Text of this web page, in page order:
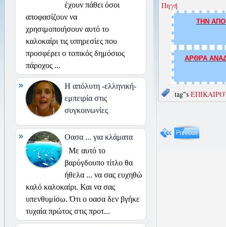
Πηγή
ΤΗΝ
ΑΡΘΡΑ
tag"s
έχουν πάθει όσοι
αποφασίζουν να
χρησιμοποιήσουν αυτό το
καλοκαίρι τις υπηρεσίες που
προσφέρει ο τοπικός δημόσιος
πάροχος ...
H απόλυτη -ελληνική-
εμπειρία στις
συγκοινωνίες
Οασα ... για κλάματα
Με αυτό το
βαρύγδουπο τίτλο θα
ήθελα ... να σας ευχηθώ
καλό καλοκαίρι. Και να σας
υπενθυμίσω. Ότι ο οασα δεν βγήκε
τυχαία πρώτος στις προτ...